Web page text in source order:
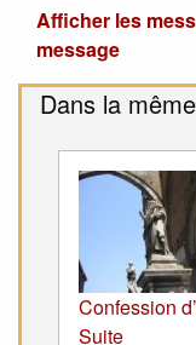
Afficher les
message
Dans la
Confession
Suite